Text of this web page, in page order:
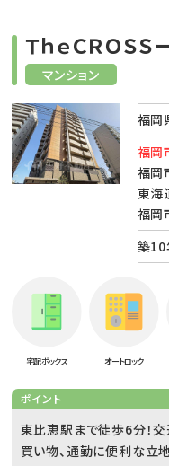
マンション
ＴｈｅＣＲＯＳＳ
福岡
福岡
福岡
東海
福岡
築
宅配ボックス オートロック
ポイント
東比恵駅まで徒歩6分！交
買い物、通勤に便利な立